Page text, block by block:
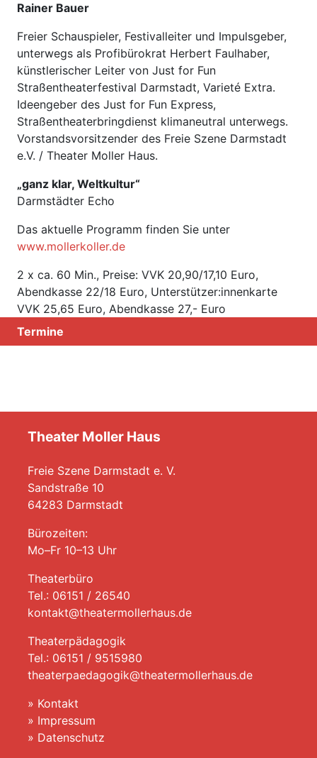
Rainer Bauer
Freier Schauspieler, Festivalleiter und Impulsgeber,
unterwegs als Profibürokrat Herbert Faulhaber,
künstlerischer Leiter von Just for Fun
Straßentheaterfestival Darmstadt, Varieté Extra.
Ideengeber des Just for Fun Express,
Straßentheaterbringdienst klimaneutral unterwegs.
Vorstandsvorsitzender des Freie Szene Darmstadt
e.V. / Theater Moller Haus.
„ganz klar, Weltkultur“
Darmstädter Echo
Das aktuelle Programm finden Sie unter
www.mollerkoller.de
2 x ca. 60 Min., Preise: VVK 20,90/17,10 Euro,
Abendkasse 22/18 Euro, Unterstützer:innenkarte
VVK 25,65 Euro, Abendkasse 27,- Euro
Termine
Theater Moller Haus
Freie Szene Darmstadt e. V.
Sandstraße 10
64283 Darmstadt
Bürozeiten:
Mo–Fr 10–13 Uhr
Theaterbüro
Tel.: 06151 / 26540
kontakt@theatermollerhaus.de
Theaterpädagogik
Tel.: 06151 / 9515980
theaterpaedagogik@theatermollerhaus.de
» Kontakt
» Impressum
» Datenschutz